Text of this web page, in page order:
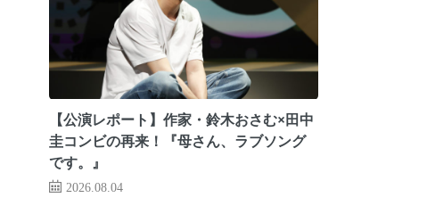
【公演レポート】作家・鈴木おさむ×田中
圭コンビの再来！『母さん、ラブソング
です。』
2026.08.04